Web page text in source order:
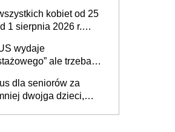
kobiet od 25
1 sierpnia 2026 r.
wydaje
ale trzeba
odebrać
dla seniorów za
dwojga dzieci,